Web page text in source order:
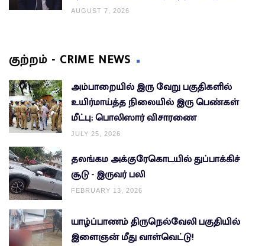
AUGUST 7, 2026
குற்றம் - CRIME NEWS
அம்பாறையில் இரு வேறு பகுதிகளில்
உயிர்மாய்த்த நிலையில் இரு பெண்கள்
மீட்பு; பொலிஸார் விசாரணை
JULY 25, 2026
தலங்கம அக்குரேகொடயில் துப்பாக்கிச்
சூடு - இருவர் பலி
FEBRUARY 13, 2026
யாழ்ப்பாணம் திருநெல்வேலி பகுதியில்
இளைஞன் மீது வாள்வெட்டு!